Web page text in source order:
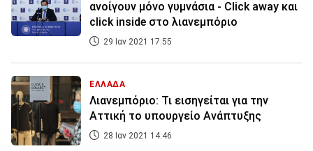
ανοίγουν μόνο γυμνάσια - Click away και
click inside στο λιανεμπόριο
29 Ιαν 2021 17:55
ΕΛΛΑΔΑ
Λιανεμπόριο: Τι εισηγείται για την
Αττική το υπουργείο Ανάπτυξης
28 Ιαν 2021 14:46